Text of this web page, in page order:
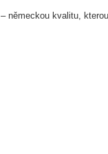
– německou kvalitu,